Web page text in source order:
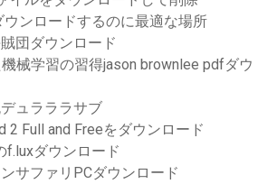
ウンロードするのに最適な場所
団ダウンロード
械学習の習得jason brownlee pdfダウ
ュラララサブ
2 Full and Freeをダウンロード
f.luxダウンロード
サファリPCダウンロード